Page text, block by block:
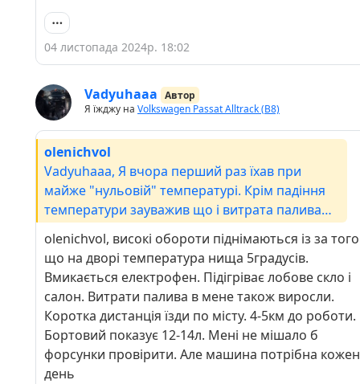
04 листопада 2024р. 18:02
Vadyuhaaa Автор
Я їжджу на Volkswagen Passat Alltrack (B8)
olenichvol
Vadyuhaaa, Я вчора перший раз їхав при
майже "нульовій" температурі. Крім падіння
температури зауважив що і витрата палива
вища ніж могла б бути (стандартний для мене
маршрут), і на холостих оберти зависокі (як
при регенерації).
olenichvol, високі обороти піднімаються із за того
що на дворі температура нища 5градусів.
Вмикається електрофен. Підігріває лобове скло і
салон. Витрати палива в мене також виросли.
Коротка дистанція їзди по місту. 4-5км до роботи.
Бортовий показує 12-14л. Мені не мішало б
форсунки провірити. Але машина потрібна кожен
день